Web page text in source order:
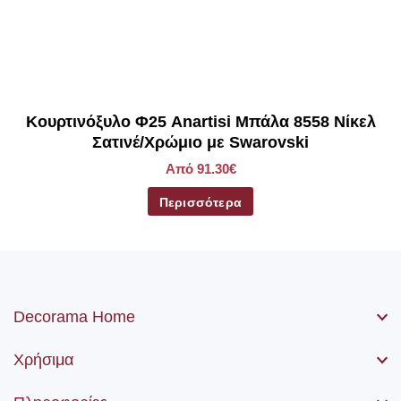
Kουρτινόξυλο Φ25 Anartisi Μπάλα 8558 Νίκελ
Σατινέ/Χρώμιο με Swarovski
Από 91.30€
Περισσότερα
Decorama Home
Χρήσιμα